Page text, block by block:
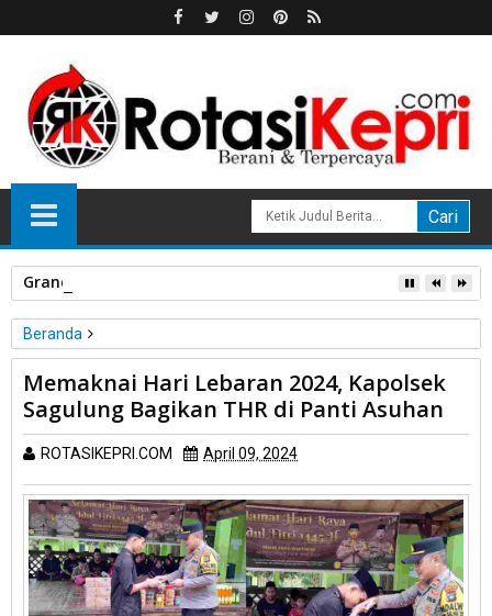
Grand Opening Loong KTV di One Mall Batam Center,
Beranda
Unlabelled
Memaknai Hari Lebaran 2024, Kapolsek Sagulung Bagikan THR
di Panti Asuhan
Memaknai Hari Lebaran 2024, Kapolsek
Sagulung Bagikan THR di Panti Asuhan
ROTASIKEPRI.COM April 09, 2024